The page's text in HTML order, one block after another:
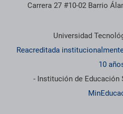
Carrera 27 #10-02 Barrio
Información
Universidad
Reacreditada
10
- Institución de Educación